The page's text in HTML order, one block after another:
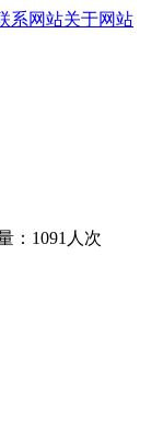
系网站关于网站
：1091人次